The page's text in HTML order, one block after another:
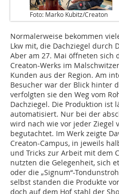
Foto: Marko Kubitz/Creaton
Normalerweise bekommen
Lkw mit, die Dachziegel durch
Aber am 27. Mai öff­neten sich
Creaton-Werks im
Kunden aus der Region. Am
Besucher war der Blick hinter
verfolgten sie den Weg vom
Dachziegel. Die Produktion ist
automatisiert. Nur bei der
wird nach wie vor jeder Ziegel
begutachtet. Im Werk zeigte
Creaton-Campus, in jeweils
und Tricks zur Arbeit mit dem
nutzten die Gele­genheit, sich
oder die „Signum“-
selbst standen die Produkte
doch auf dem Hof stahl der